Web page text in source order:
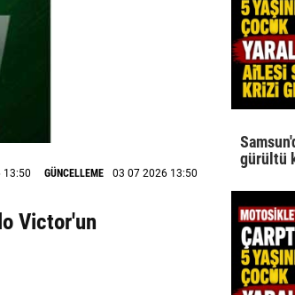
13:50 GÜNCELLEME 03 07 2026 13:50
Victor'un
gürültü